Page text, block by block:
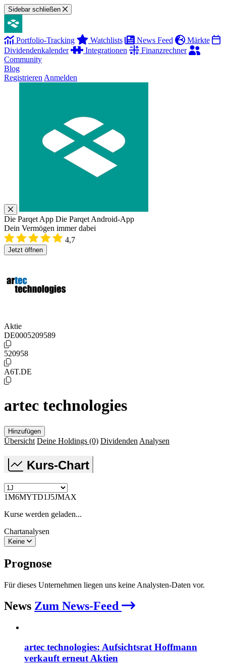
Sidebar schließen
Portfolio-Tracking Watchlists News Feed
Märkte
Dividendenkalender
Integrationen
Finanzrechner
Community
Blog
Registrieren Anmelden
Die Parqet App Die Parqet Android-App
Dein Vermögen immer dabei
4,7
Jetzt öffnen
Aktie
DE0005209589
520958
A6T.DE
artec technologies
Hinzufügen
Übersicht Deine Holdings (0) Dividenden Analysen
Kurs-Chart
1M6MYTD1J5JMAX
Kurse werden geladen...
Chartanalysen
Keine
Prognose
Für dieses Unternehmen liegen uns keine Analysten-Daten vor.
News Zum News-Feed
artec technologies: Aufsichtsrat Hoffmann
verkauft erneut Aktien